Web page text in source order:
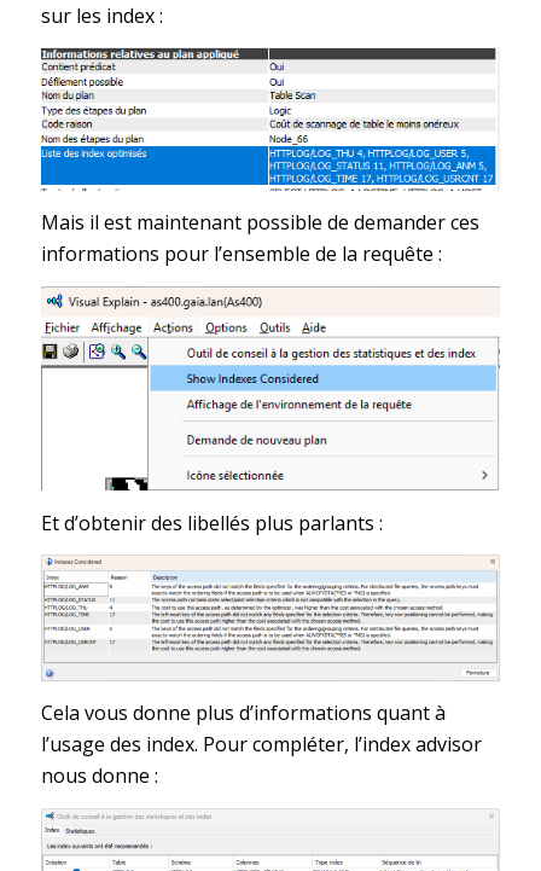
sur les index :
Mais il est maintenant possible de demander ces
informations pour l’ensemble de la requête :
Et d’obtenir des libellés plus parlants :
Cela vous donne plus d’informations quant à
l’usage des index. Pour compléter, l’index advisor
nous donne :